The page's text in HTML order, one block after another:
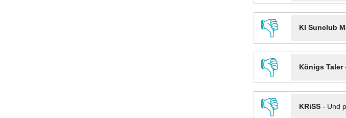
👎
KI Sunclub
👎
Königs Taler
👎
KRiSS- Und